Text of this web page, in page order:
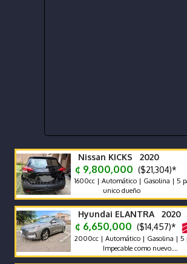
Nissan KICKS 2020
¢ 9,800,000 ($21,304)*
1600cc | Automático | Gasolina | 5
unico dueño
Hyundai ELANTRA 2020
¢ 6,650,000 ($14,457)*
2000cc | Automático | Gasolina | 5
Impecable como nuevo….